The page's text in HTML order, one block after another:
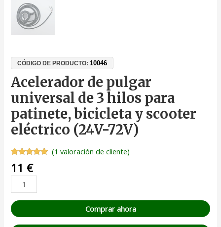
CÓDIGO DE PRODUCTO:10046
Acelerador de pulgar
universal de 3 hilos para
patinete, bicicleta y scooter
eléctrico (24V-72V)
con
5.00
5 en base
valoración
(1 valoración de cliente)
11 €
Comprar ahora